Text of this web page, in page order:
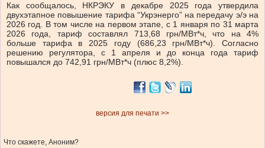
Как сообщалось, НКРЭКУ в декабре 2025 года утвердила
двухэтапное повышение тарифа “Укрэнерго” на передачу э/э на
2026 год. В том числе на первом этапе, с 1 января по 31 марта
2026 года, тариф составлял 713,68 грн/МВт*ч, что на 4%
больше тарифа в 2025 году (686,23 грн/МВт*ч). Согласно
решению регулятора, с 1 апреля и до конца года тариф
повышался до 742,91 грн/МВт*ч (плюс 8,2%).
версия для печати >>
Что скажете, Аноним?